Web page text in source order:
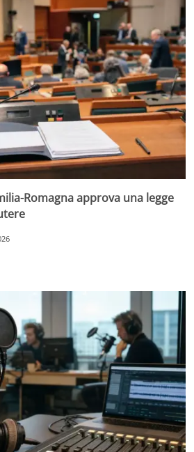
Romagna approva una legge